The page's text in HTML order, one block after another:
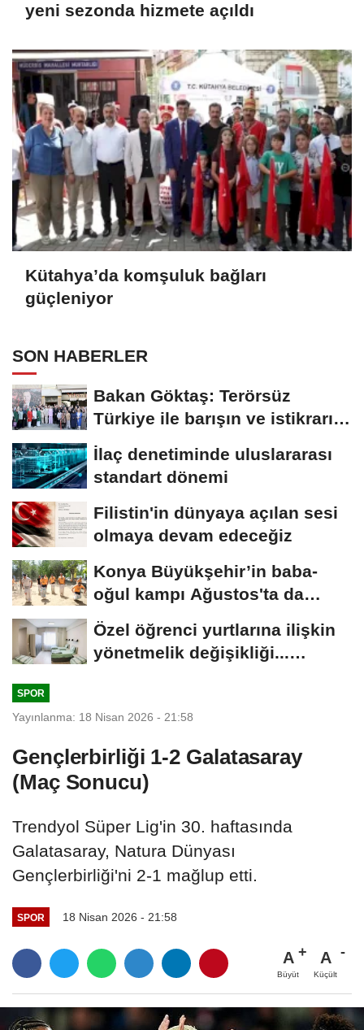
yeni sezonda hizmete açıldı
Kütahya’da komşuluk bağları
güçleniyor
SON HABERLER
Bakan Göktaş: Terörsüz
Türkiye ile barışın ve istikrarın
güçlendiği...
İlaç denetiminde uluslararası
standart dönemi
Filistin'in dünyaya açılan sesi
olmaya devam edeceğiz
Konya Büyükşehir’in baba-
oğul kampı Ağustos'ta da
Özel öğrenci yurtlarına ilişkin
yönetmelik değişikliği...
SPOR
Yayınlanma: 18 Nisan 2026 - 21:58
Gençlerbirliği 1-2 Galatasaray
(Maç Sonucu)
Trendyol Süper Lig'in 30. haftasında
Galatasaray, Natura Dünyası
Gençlerbirliği'ni 2-1 mağlup etti.
SPOR 18 Nisan 2026 - 21:58
A
Büyüt
A
Küçült